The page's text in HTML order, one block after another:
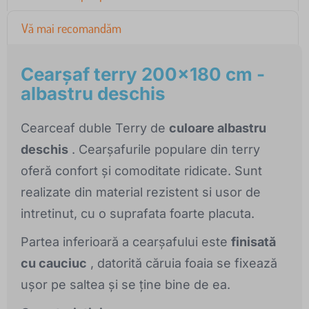
Vă mai recomandăm
Cearşaf terry 200x180 cm -
albastru deschis
Cearceaf duble Terry de culoare albastru
deschis . Cearșafurile populare din terry
oferă confort și comoditate ridicate. Sunt
realizate din material rezistent si usor de
intretinut, cu o suprafata foarte placuta.
Partea inferioară a cearșafului este finisată
cu cauciuc , datorită căruia foaia se fixează
ușor pe saltea și se ține bine de ea.